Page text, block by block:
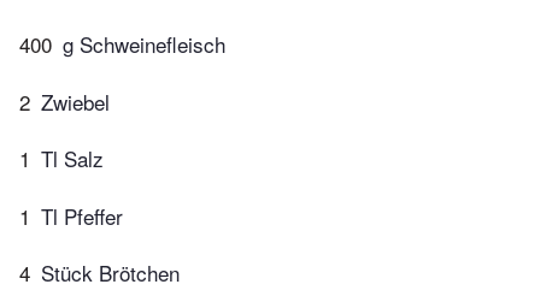
400 g Schweinefleisch
2 Zwiebel
1 Tl Salz
1 Tl Pfeffer
4 Stück Brötchen